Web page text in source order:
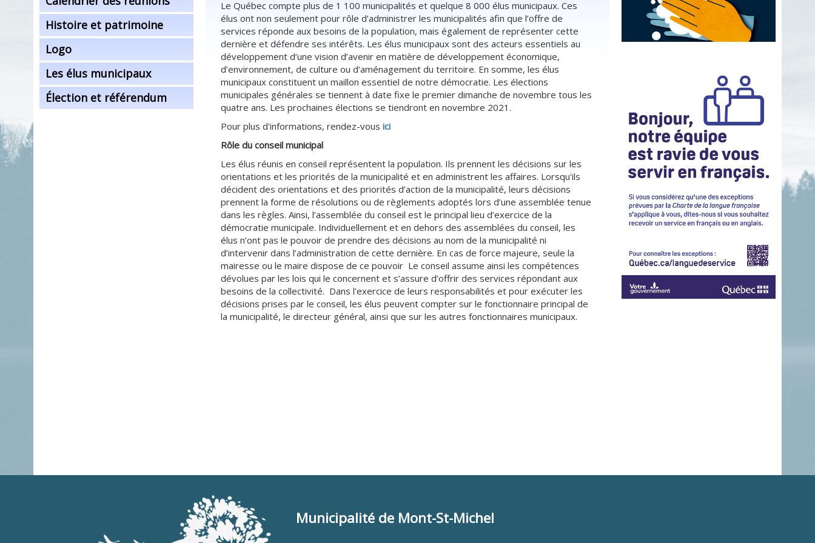
h
e
r
e
Le Québec compte plus de 1 100 municipalités et quelque 8 000 élus municipaux. Ces
élus ont non seulement pour rôle d’administrer les municipalités afin que l’offre de
services réponde aux besoins de la population, mais également de représenter cette
dernière et défendre ses intérêts. Les élus municipaux sont des acteurs essentiels au
développement d’une vision d’avenir en matière de développement économique,
d’environnement, de culture ou d’aménagement du territoire. En somme, les élus
municipaux constituent un maillon essentiel de notre démocratie. Les élections
municipales générales se tiennent à date fixe le premier dimanche de novembre tous les
quatre ans. Les prochaines élections se tiendront en novembre 2021.
Pour plus d'informations, rendez-vousici
Rôle du conseil municipal
Les élus réunis en conseil représentent la population. Ils prennent les décisions sur les
orientations et les priorités de la municipalité et en administrent les affaires. Lorsqu'ils
décident des orientations et des priorités d’action de la municipalité, leurs décisions
prennent la forme de résolutions ou de règlements adoptés lors d’une assemblée tenue
dans les règles. Ainsi, l’assemblée du conseil est le principal lieu d’exercice de la
démocratie municipale. Individuellement et en dehors des assemblées du conseil, les
élus n’ont pas le pouvoir de prendre des décisions au nom de la municipalité ni
d’intervenir dans l’administration de cette dernière. En cas de force majeure, seule la
mairesse ou le maire dispose de ce pouvoir Le conseil assume ainsi les compétences
dévolues par les lois qui le concernent et s’assure d’offrir des services répondant aux
besoins de la collectivité. Dans l’exercice de leurs responsabilités et pour exécuter les
décisions prises par le conseil, les élus peuvent compter sur le fonctionnaire principal de
la municipalité, le directeur général, ainsi que sur les autres fonctionnaires municipaux.
Histoire et patrimoine
Logo
Les élus municipaux
Élection et référendum
Municipalité de Mont-St-Michel